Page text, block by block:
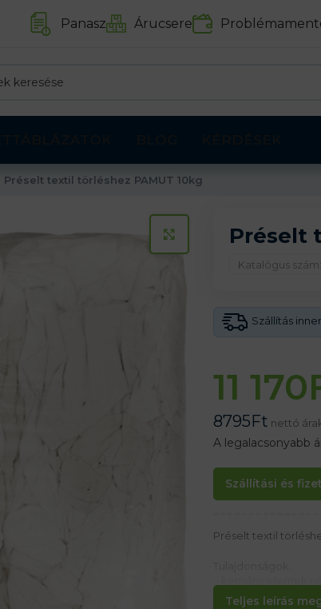
Panasz Árucsere
Préselt textil törléshez PAMUT 10kg
KATTINTS APréselt
Katalógus
Szállítás
11 170
8795Ft nettó
A legalacsonyabb
Szállítási és
Teljes leírás
Préselt textil
szolgáltató